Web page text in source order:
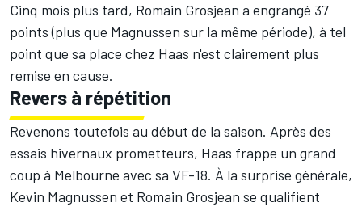
Cinq mois plus tard, Romain Grosjean a engrangé 37
points (plus que Magnussen sur la même période), à tel
point que sa place chez Haas n'est clairement plus
remise en cause.
Revers à répétition
Revenons toutefois au début de la saison. Après des
essais hivernaux prometteurs, Haas frappe un grand
coup à Melbourne avec sa VF-18. À la surprise générale,
Kevin Magnussen et Romain Grosjean se qualifient